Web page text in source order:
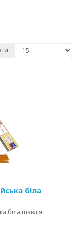
біла
біла шавлія.